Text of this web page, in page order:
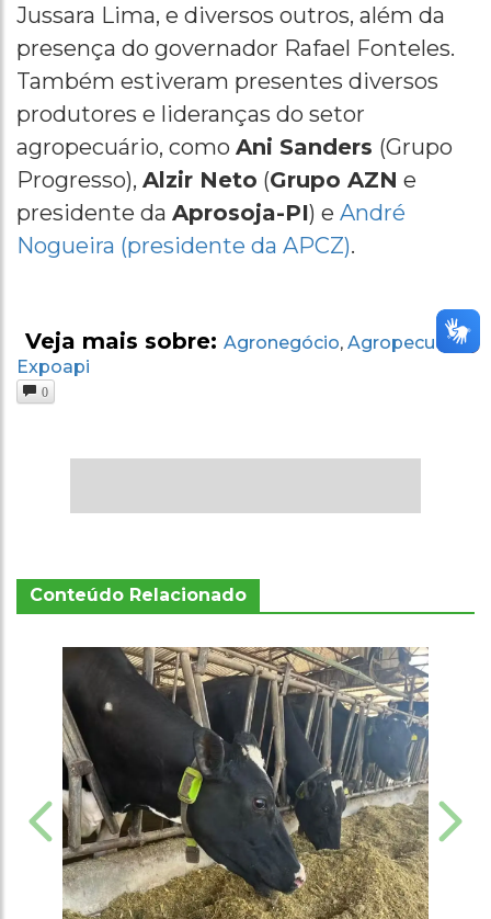
Jussara Lima, e diversos outros, além da
presença do governador Rafael Fonteles.
Também estiveram presentes diversos
produtores e lideranças do setor
agropecuário, como Ani Sanders (Grupo
Progresso), Alzir Neto (Grupo AZN e
presidente da Aprosoja-PI) e André
Nogueira (presidente da APCZ).
Veja mais sobre: Agronegócio, Agropecuária
Expoapi
0
Conteúdo Relacionado